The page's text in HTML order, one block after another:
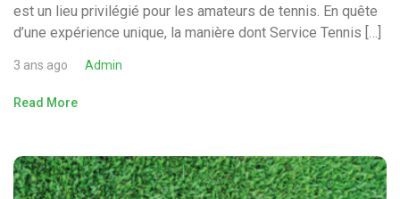
est un lieu privilégié pour les amateurs de tennis. En quête
d’une expérience unique, la manière dont Service Tennis […]
3 ans ago Admin
Read More